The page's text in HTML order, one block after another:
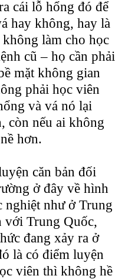
cái lỗ hổng đó để
hay không, hay là
làm cho học
cũ – họ cần phải
mặt không gian
phải học viên
và vá nó lại
còn nếu ai không
hơn.
căn bản đối
ở đây về hình
nghiệt như ở Trung
với Trung Quốc,
đang xảy ra ở
là có điểm luyện
viên thì không hề